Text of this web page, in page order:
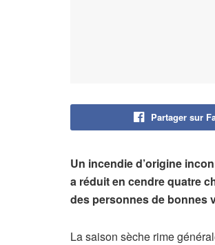
Partager sur
Un incendie d’origine
a réduit en cendre quatre
des personnes de bonnes
La saison sèche rime